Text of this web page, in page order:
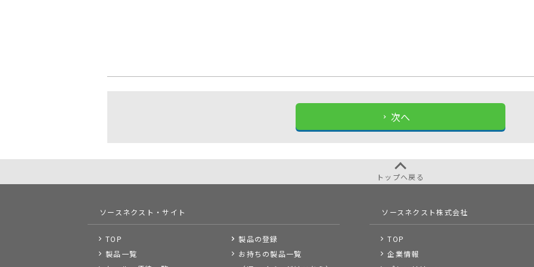
次へ
トップへ戻る
ソースネクスト・サイト
TOP
製品一覧
製品の登録
お持ちの製品一覧
ソースネクスト株式会社
TOP
企業情報